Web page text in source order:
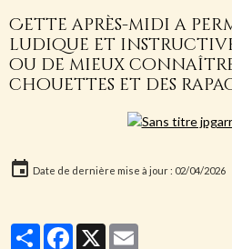
Cette après-midi a
ludique et
ou de mieux
chouettes et des
Date de dernière mise à jour : 02/04/2026
PartagerFacebook
X